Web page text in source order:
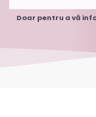
Doar pentru a vă